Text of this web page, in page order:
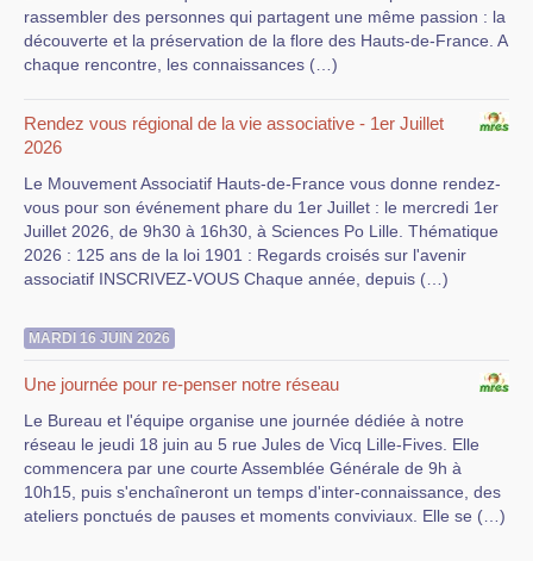
rassembler des personnes qui partagent une même passion : la
découverte et la préservation de la flore des Hauts-de-France. A
chaque rencontre, les connaissances (…)
Rendez vous régional de la vie associative - 1er Juillet
2026
Le Mouvement Associatif Hauts-de-France vous donne rendez-
vous pour son événement phare du 1er Juillet : le mercredi 1er
Juillet 2026, de 9h30 à 16h30, à Sciences Po Lille. Thématique
2026 : 125 ans de la loi 1901 : Regards croisés sur l'avenir
associatif INSCRIVEZ-VOUS Chaque année, depuis (…)
MARDI 16 JUIN 2026
Une journée pour re-penser notre réseau
Le Bureau et l'équipe organise une journée dédiée à notre
réseau le jeudi 18 juin au 5 rue Jules de Vicq Lille-Fives. Elle
commencera par une courte Assemblée Générale de 9h à
10h15, puis s'enchaîneront un temps d'inter-connaissance, des
ateliers ponctués de pauses et moments conviviaux. Elle se (…)